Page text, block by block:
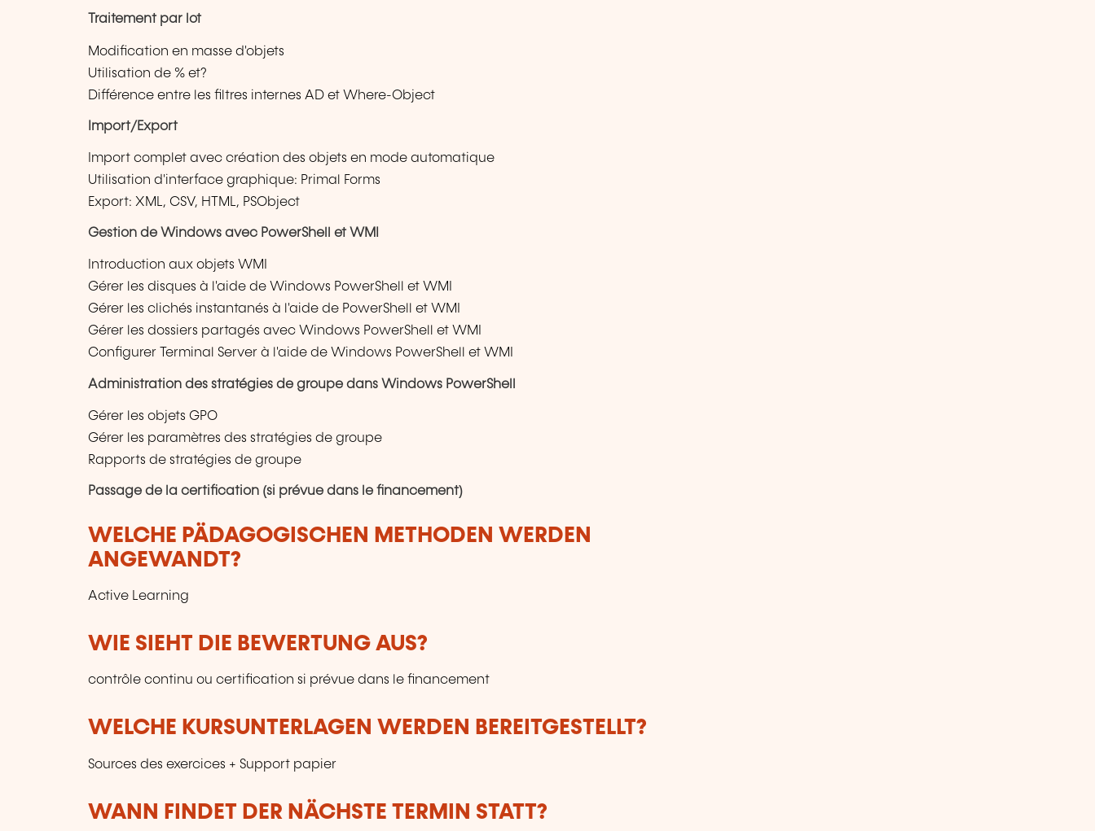
Traitement par lot
Modification en masse d'objets
Utilisation de % et?
Différence entre les filtres internes AD et Where-Object
Import/Export
Import complet avec création des objets en mode automatique
Utilisation d'interface graphique: Primal Forms
Export: XML, CSV, HTML, PSObject
Gestion de Windows avec PowerShell et WMI
Introduction aux objets WMI
Gérer les disques à l'aide de Windows PowerShell et WMI
Gérer les clichés instantanés à l'aide de PowerShell et WMI
Gérer les dossiers partagés avec Windows PowerShell et WMI
Configurer Terminal Server à l'aide de Windows PowerShell et WMI
Administration des stratégies de groupe dans Windows PowerShell
Gérer les objets GPO
Gérer les paramètres des stratégies de groupe
Rapports de stratégies de groupe
Passage de la certification (si prévue dans le financement)
WELCHE PÄDAGOGISCHEN METHODEN WERDEN
ANGEWANDT?
Active Learning
WIE SIEHT DIE BEWERTUNG AUS?
contrôle continu ou certification si prévue dans le financement
WELCHE KURSUNTERLAGEN WERDEN BEREITGESTELLT?
Sources des exercices + Support papier
WANN FINDET DER NÄCHSTE TERMIN STATT?